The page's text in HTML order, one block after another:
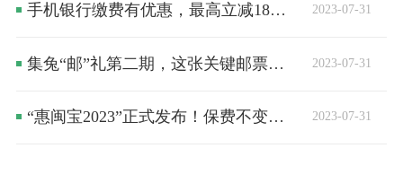
2023-07-31
手机银行缴费有优惠，最高立减18.8元！
2023-07-31
集兔“邮”礼第二期，这张关键邮票你拥有了吗？
2023-07-31
“惠闽宝2023”正式发布！保费不变、保障重磅升级！